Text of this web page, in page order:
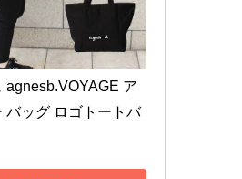
agnesb.VOYAGE ア
バッグ ロゴトートバ